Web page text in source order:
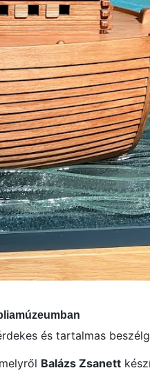
és tartalmas
Balázs Zsanett